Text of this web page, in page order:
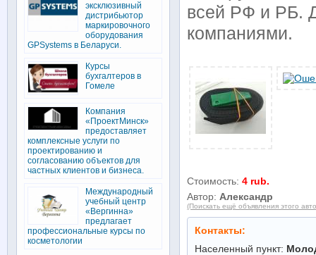
всей РФ и РБ.
компаниями.
Стоимость:4 rub.
Автор: Александр
(Поискать ещё объявления этого
Контакты:
Населенный пункт:
эксклюзивный
дистрибьютор
маркировочного
оборудования
GPSystems в Беларуси.
Курсы
бухгалтеров в
Гомеле
Компания
«ПроектМинск»
предоставляет
комплексные услуги по
проектированию и
согласованию объектов для
частных клиентов и бизнеса.
Международный
учебный центр
«Вергинна»
предлагает
профессиональные курсы по
косметологии